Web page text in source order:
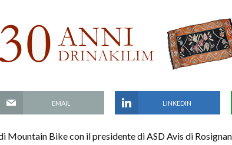
EMAIL LINKEDIN
Mountain Bike con il presidente di ASD Avis di